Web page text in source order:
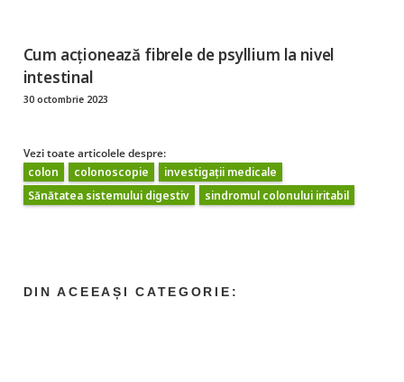
Cum acţionează fibrele de psyllium la nivel
intestinal
30 octombrie 2023
Vezi toate articolele despre:
colon
colonoscopie
investigații medicale
Sănătatea sistemului digestiv
sindromul colonului iritabil